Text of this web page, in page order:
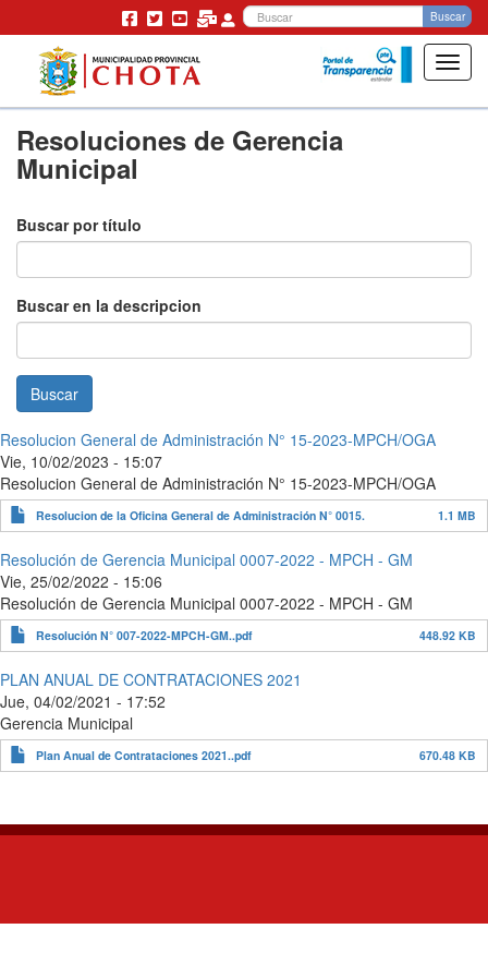
Pasar
contenido
principal
Buscar
Resoluciones de Gerencia
Municipal
Buscar por título
Buscar en la descripcion
Buscar
Resolucion General de Administración N° 15-2023-MPCH/OGA
Vie, 10/02/2023 - 15:07
Resolucion General de Administración N° 15-2023-MPCH/OGA
Resolucion de la Oficina General de Administración N° 0015. 1.1 MB
Resolución de Gerencia Municipal 0007-2022 - MPCH - GM
Vie, 25/02/2022 - 15:06
Resolución de Gerencia Municipal 0007-2022 - MPCH - GM
Resolución N° 007-2022-MPCH-GM..pdf 448.92 KB
PLAN ANUAL DE CONTRATACIONES 2021
Jue, 04/02/2021 - 17:52
Gerencia Municipal
Plan Anual de Contrataciones 2021..pdf 670.48 KB